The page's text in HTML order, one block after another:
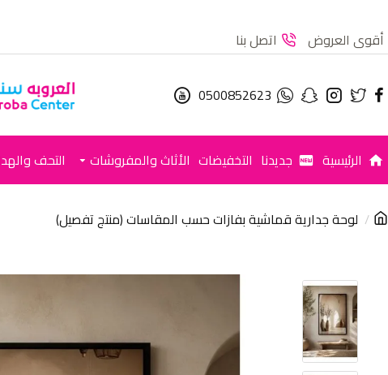
أقوى العروض اتصل بنا
0500852623
الرئيسية جديدنا التخفيضات الأثاث والمفروشات التحف
لوحة جدارية قماشية بفازات حسب المقاسات (منتج تفصيل)